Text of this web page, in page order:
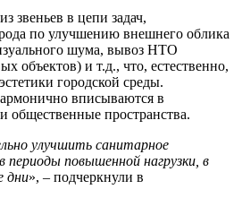
звеньев в цепи задач,
по улучшению внешнего облика
шума, вывоз НТО
объектов) и т.д., что, естественно,
городской среды.
вписываются в
общественные пространства.
улучшить санитарное
периоды повышенной нагрузки, в
дни», – подчеркнули в